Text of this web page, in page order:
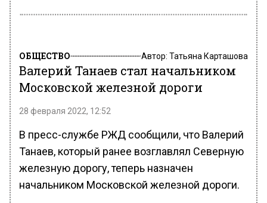
ОБЩЕСТВО Автор: Татьяна Карташова
Валерий Танаев стал начальником
Московской железной дороги
28 февраля 2022, 12:52
В пресс-службе РЖД сообщили, что Валерий
Танаев, который ранее возглавлял Северную
железную дорогу, теперь назначен
начальником Московской железной дороги.